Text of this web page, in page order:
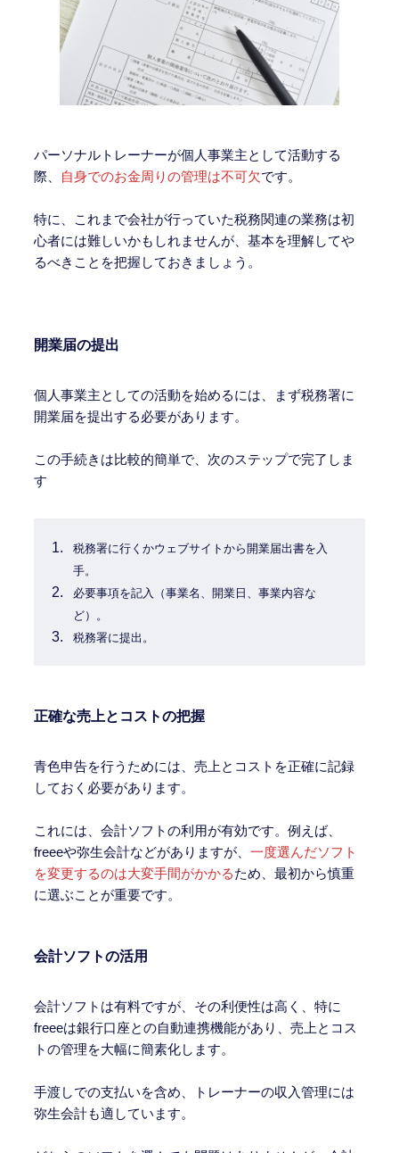
パーソナルトレーナーが個人事業主として活動する
際、
自身でのお金周りの管理は不可欠です。
特に、これまで会社が行っていた税務関連の業務は初
心者には難しいかもしれませんが、基本を理解してや
るべきことを把握しておきましょう。
開業届の提出
個人事業主としての活動を始めるには、まず税務署に
開業届を提出する必要があります。
この手続きは比較的簡単で、次のステップで完了しま
す
税務署に行くかウェブサイトから開業届出書を入
手。
必要事項を記入（事業名、開業日、事業内容な
ど）。
税務署に提出。
正確な売上とコストの把握
青色申告を行うためには、売上とコストを正確に記録
しておく必要があります。
これには、会計ソフトの利用が有効です。例えば、
freeeや弥生会計などがありますが、一度選んだソフト
を変更するのは大変手間がかかるため、最初から慎重
に選ぶことが重要です。
会計ソフトの活用
会計ソフトは有料ですが、その利便性は高く、特に
freeeは銀行口座との自動連携機能があり、売上とコス
トの管理を大幅に簡素化します。
手渡しでの支払いを含め、トレーナーの収入管理には
弥生会計も適しています。